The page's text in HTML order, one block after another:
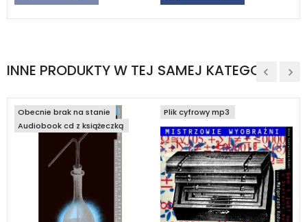
INNE PRODUKTY W TEJ SAMEJ KATEGORII
Obecnie brak na stanie
Audiobook cd z książeczką
Plik cyfrowy mp3